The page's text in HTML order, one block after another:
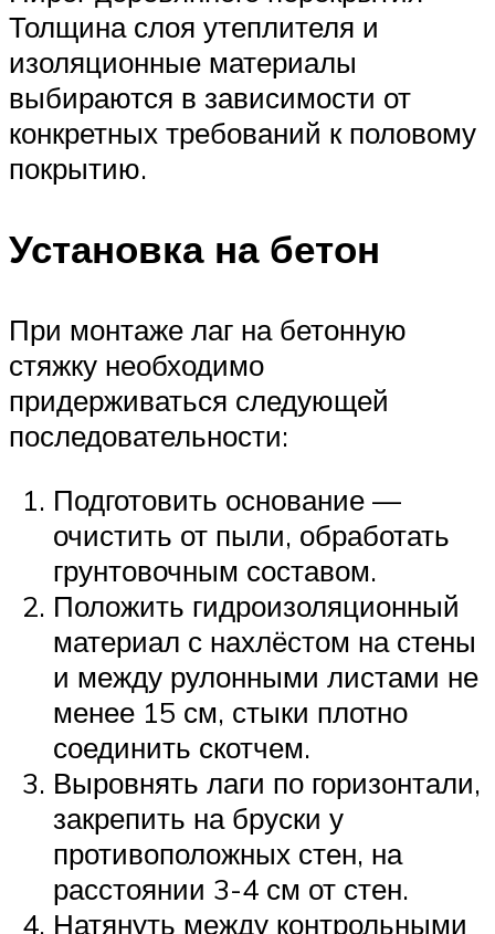
Толщина слоя утеплителя и
изоляционные материалы
выбираются в зависимости от
конкретных требований к половому
покрытию.
Установка на бетон
При монтаже лаг на бетонную
стяжку необходимо
придерживаться следующей
последовательности:
Подготовить основание —
очистить от пыли, обработать
грунтовочным составом.
Положить гидроизоляционный
материал с нахлёстом на стены
и между рулонными листами не
менее 15 см, стыки плотно
соединить скотчем.
Выровнять лаги по горизонтали,
закрепить на бруски у
противоположных стен, на
расстоянии 3-4 см от стен.
Натянуть между контрольными